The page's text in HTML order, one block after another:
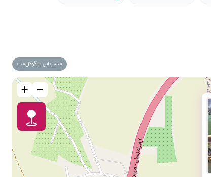
مسیریابی با گوگل‌مپ
+ −